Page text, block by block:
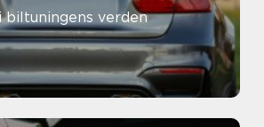
biltuningens verden